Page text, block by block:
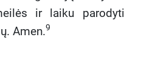
ir laiku parodyti
Amen.9